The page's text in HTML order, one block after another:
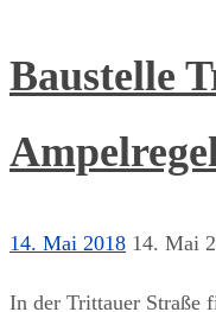
Baustelle
14. Mai 2018 14. Mai
In der Trittauer Straße